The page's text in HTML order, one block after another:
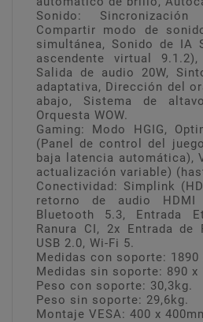
Sonido:
Compartir modo de
simultánea, Sonido de IA
ascendente virtual
Salida de audio 20W,
adaptativa, Dirección del
abajo, Sistema de
Orquesta WOW.
Gaming: Modo HGIG,
(Panel de control del
baja latencia automática),
actualización variable)
Conectividad: Simplink
retorno de audio HDMI
Bluetooth 5.3, Entrada
Ranura CI, 2x Entrada de
USB 2.0, Wi-Fi 5.
Medidas con soporte: 1890
Medidas sin soporte: 890 x
Peso con soporte: 30,3kg.
Peso sin soporte: 29,6kg.
Montaje VESA: 400 x